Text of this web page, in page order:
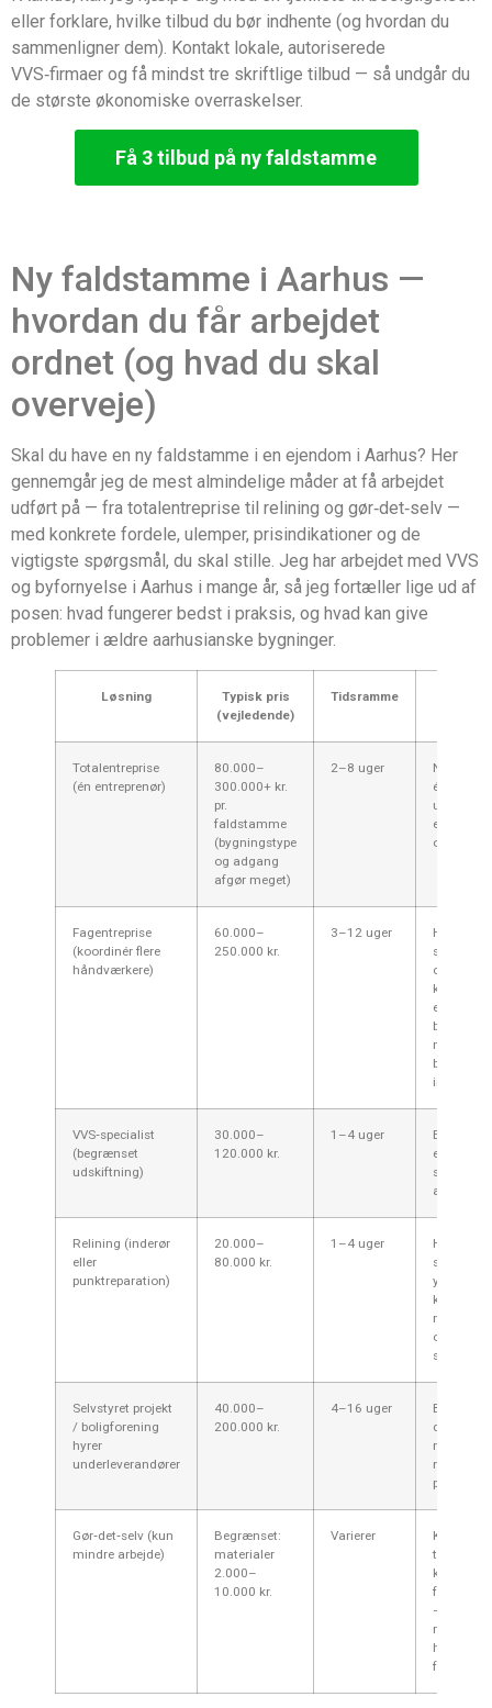
eller forklare, hvilke tilbud du bør indhente (og hvordan du
sammenligner dem). Kontakt lokale, autoriserede
VVS‑firmaer og få mindst tre skriftlige tilbud — så undgår du
de største økonomiske overraskelser.
Få 3 tilbud på ny faldstamme
Ny faldstamme i Aarhus —
hvordan du får arbejdet
ordnet (og hvad du skal
overveje)
Skal du have en ny faldstamme i en ejendom i Aarhus? Her
gennemgår jeg de mest almindelige måder at få arbejdet
udført på — fra totalentreprise til relining og gør‑det‑selv —
med konkrete fordele, ulemper, prisindikationer og de
vigtigste spørgsmål, du skal stille. Jeg har arbejdet med VVS
og byfornyelse i Aarhus i mange år, så jeg fortæller lige ud af
posen: hvad fungerer bedst i praksis, og hvad kan give
problemer i ældre aarhusianske bygninger.
Løsning
Typisk pris
(vejledende)
Tidsramme
Totalentreprise
(én entreprenør)
80.000–
300.000+ kr.
pr.
faldstamme
(bygningstype
og adgang
afgør meget)
2–8 uger
Når du vil
ét
eller
Fagentreprise
(koordinér flere
håndværkere)
60.000–
250.000 kr.
3–12 uger
Hvis du vil
spare på
og kan
eller har
med
indsigt.
VVS‑specialist
(begrænset
udskiftning)
30.000–
120.000 kr.
1–4 uger
Enkelte
eller
stræk
adgang.
Relining (inderør
eller
punktreparation)
20.000–
80.000 kr.
1–4 uger
Hvor
ydre
kan
men
overflade
slidt eller
Selvstyret projekt
/ boligforening
hyrer
underleverandører
40.000–
200.000 kr.
4–16 uger
der vil
men har
Gør‑det‑selv (kun
mindre arbejde)
Begrænset:
materialer
2.000–
10.000 kr.
Varierer
Kun ved
kun hvis
faglig
—
realistisk
hel